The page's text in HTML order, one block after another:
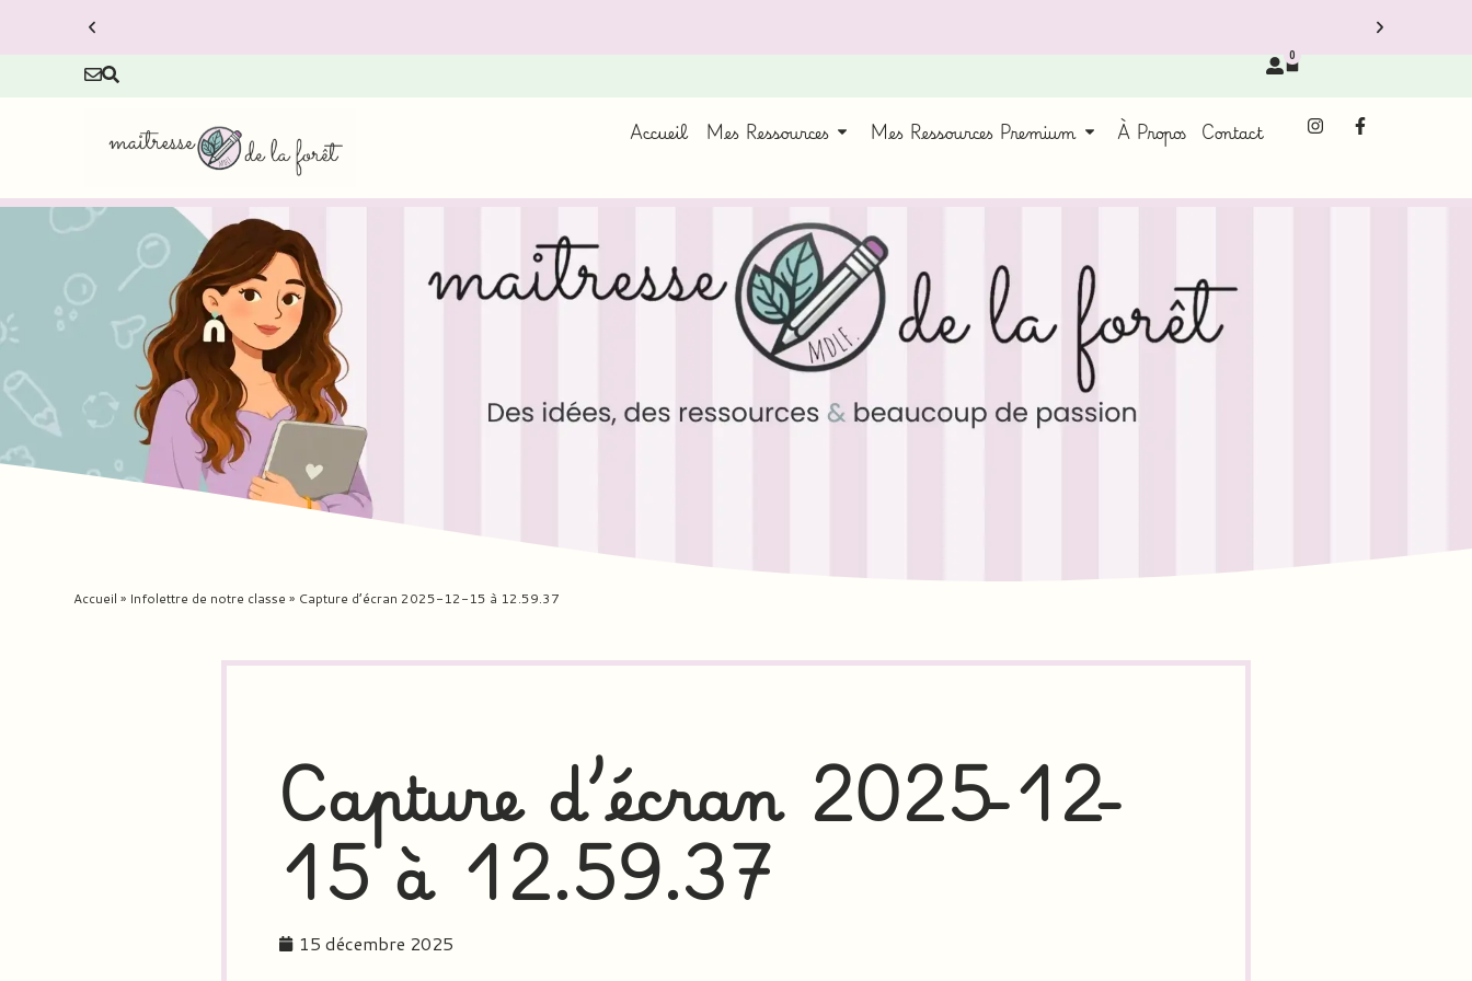
0
Accueil Mes Ressources Mes Ressources Premium À Propos Contact
Accueil » Infolettre de notre classe » Capture d’écran 2025-12-15 à 12.59.37
Capture d’écran 2025-12-
15 à 12.59.37
15 décembre 2025